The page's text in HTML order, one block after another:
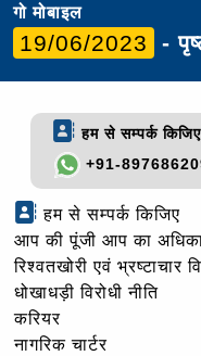
गो मोबाइल
19/06/2023 -
हम से सम्पर्क किजिए
+91-
हम से सम्पर्क किजिए
आप की पूंजी आप का
रिश्वतखोरी एवं भ्रष्टाचार
धोखाधड़ी विरोधी नीति
करियर
नागरिक चार्टर